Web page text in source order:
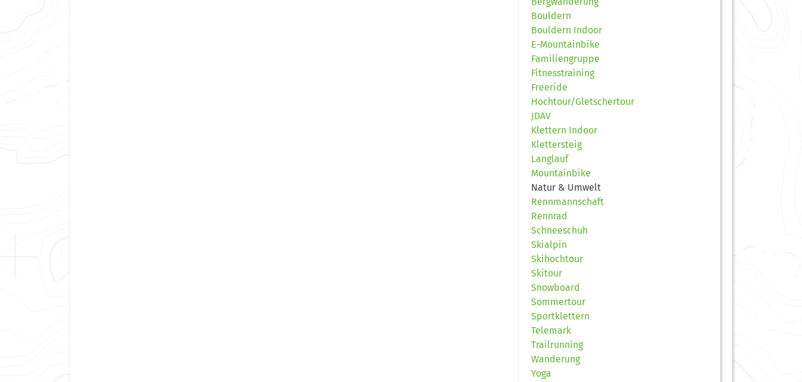
Bouldern
Bouldern Indoor
E-Mountainbike
Familiengruppe
Fitnesstraining
Freeride
Hochtour/Gletschertour
JDAV
Klettern Indoor
Klettersteig
Langlauf
Mountainbike
Natur & Umwelt
Rennmannschaft
Rennrad
Schneeschuh
Skialpin
Skihochtour
Skitour
Snowboard
Sommertour
Sportklettern
Telemark
Trailrunning
Wanderung
Yoga